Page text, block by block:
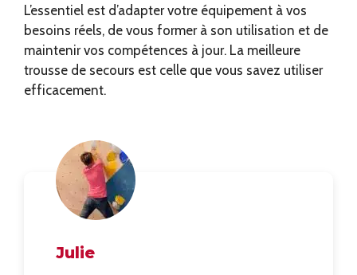
L’essentiel est d’adapter votre équipement à vos
besoins réels, de vous former à son utilisation et de
maintenir vos compétences à jour. La meilleure
trousse de secours est celle que vous savez utiliser
efficacement.
Julie